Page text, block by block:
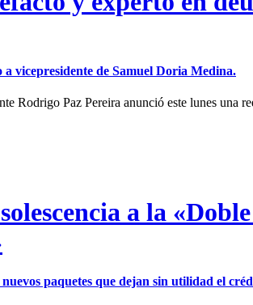
vicepresidente de Samuel Doria Medina.
Rodrigo Paz Pereira anunció este lunes una
a la
paquetes que dejan sin utilidad el